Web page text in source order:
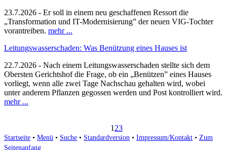
23.7.2026 - Er soll in einem neu geschaffenen Ressort die
„Transformation und IT-Modernisierung” der neuen VIG-Tochter
vorantreiben. mehr ...
Leitungswasserschaden: Was Benützung eines Hauses ist
22.7.2026 - Nach einem Leitungswasserschaden stellte sich dem
Obersten Gerichtshof die Frage, ob ein „Benützen” eines Hauses
vorliegt, wenn alle zwei Tage Nachschau gehalten wird, wobei
unter anderem Pflanzen gegossen werden und Post kontrolliert wird.
mehr ...
1 23
Startseite • Menü • Suche • Standardversion • Impressum/Kontakt • Zum
Seitenanfang